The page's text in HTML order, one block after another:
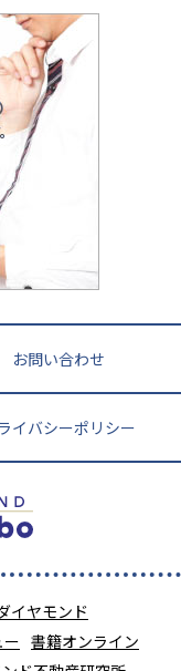
良県
和歌山県
島県
高知県
県
グ離の学力
学受験の羅
お問い合わせ
イバシーポリシー
イヤモンド
書籍オンライン